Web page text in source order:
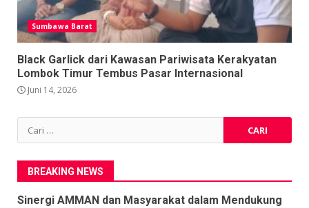
Sumbawa Barat
Black Garlick dari Kawasan Pariwisata Kerakyatan
Lombok Timur Tembus Pasar Internasional
Juni 14, 2026
Cari
untuk:
BREAKING NEWS
Sinergi AMMAN dan Masyarakat dalam Mendukung